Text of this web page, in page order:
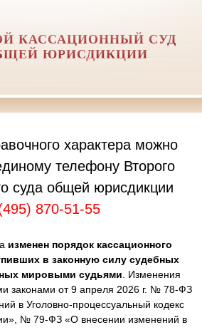
КАССАЦИОННЫЙ СУД
ЮРИСДИКЦИИ
характера можно
телефону Второго
суда общей юрисдикции
870-51-55
изменен порядок кассационного
в законную силу судебных
мировыми судьями . Изменения
законами от 9 апреля 2026 г. № 78-ФЗ
в Уголовно-процессуальный кодекс
№ 79-ФЗ «О внесении изменений в